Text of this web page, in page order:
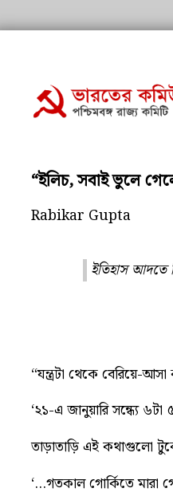
“ইলিচ, সবাই ভুলে
Rabikar Gupta
ইতিহাস আদতে
“যন্ত্রটা থেকে বেরিয়ে-
‘২১-এ জানুয়ারি সন্ধ্যে ৬টা
তাড়াতাড়ি এই কথাগুলো
‘…গতকাল গোর্কিতে মারা